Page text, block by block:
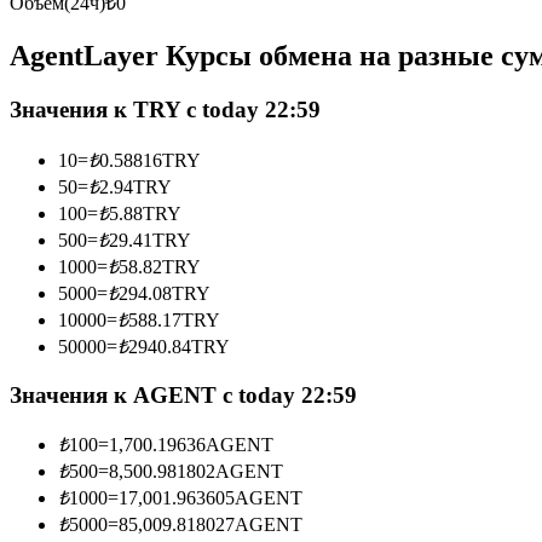
Копирование торговли
Присоединяйтесь к лучшим трейдерам
AgentLayer Курсы обмена на разные
Значения к TRY с today 22:59
10=₺0.58816TRY
50=₺2.94TRY
100=₺5.88TRY
500=₺29.41TRY
1000=₺58.82TRY
5000=₺294.08TRY
10000=₺588.17TRY
50000=₺2940.84TRY
Значения к AGENT с today 22:59
₺100=1,700.19636AGENT
₺500=8,500.981802AGENT
₺1000=17,001.963605AGENT
₺5000=85,009.818027AGENT